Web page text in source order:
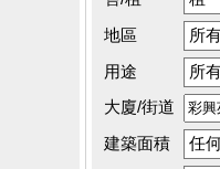
地區
用途
大廈/街道
建築面積